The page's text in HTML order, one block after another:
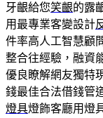
牙齦給您笑齦的露
用最專業客變設計
件率高人工智慧顧
整合往經驗，融資
優良瞭解網友獨特
錢最佳合法借錢管
燈具燈飾客廳用燈